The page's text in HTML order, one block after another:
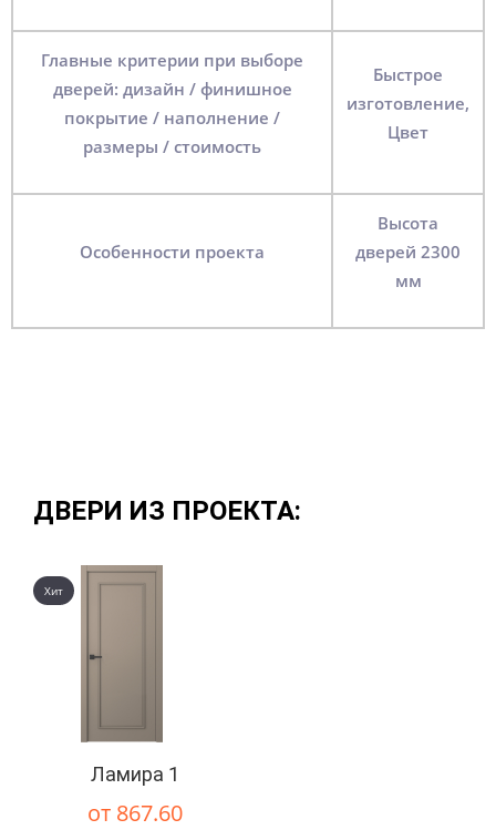
Главные критерии при выборе
дверей: дизайн / финишное
покрытие / наполнение /
размеры / стоимость
Быстрое
изготовление,
Цвет
Особенности проекта
Высота
дверей 2300
мм
ДВЕРИ ИЗ ПРОЕКТА:
Ламира 1
от 867.60
Хит